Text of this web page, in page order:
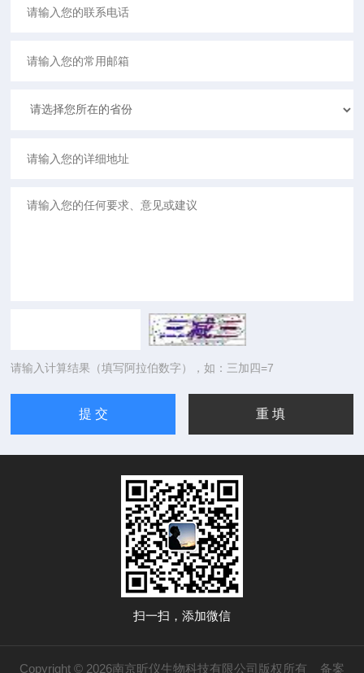
请输入计算结果（填写阿拉伯数字），如：三加四=7
扫一扫，添加微信
Copyright © 2026南京昕仪生物科技有限公司版权所有 备案